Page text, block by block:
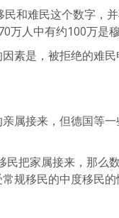
和难民这个数字，
万人中有约100万是穆
素是，被拒绝的难
属接来，但德国等
民把家属接来，那么
规移民的中度移民的